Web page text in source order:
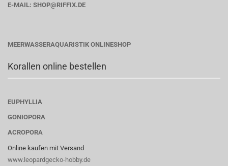
E-MAIL: SHOP@RIFFIX.DE
MEERWASSERAQUARISTIK ONLINESHOP
Korallen online bestellen
EUPHYLLIA
GONIOPORA
ACROPORA
Online kaufen mit Versand
www.leopardgecko-hobby.de